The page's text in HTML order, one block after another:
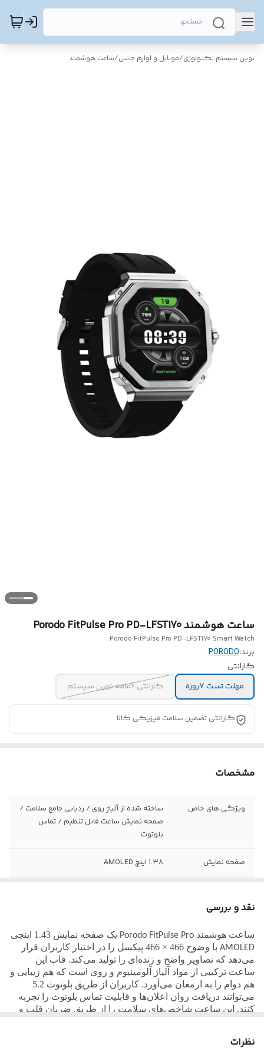
نوین سیستم تکنولوژی/موبایل و لوازم جانبی/ساعت هوشمند
ساعت هوشمند Porodo FitPulse Pro PD-LFST170
Porodo FitPulse Pro PD-LFST170 Smart Watch
برند:PORODO
گارانتی
مهلت تست 7روزه
گارانتی 6ماهه نوین سیستم
گارانتی تضمین سلامت فیزیکی کالا
مشخصات
ویژگی های خاص
ساخته شده از آلیاژ روی / ردیابی جامع سلامت /
صفحه نمایش ساعت قابل تنظیم / تماس
بلوتوث
صفحه نمایش ۱.۳۸ اینچ AMOLED
نمایش
استاندارد ضد آب IP68
شارژدهی 5 روز
نسخه بلوتوث 5.2
حافظه ۱۲۸ مگابایت
ظرفیت باتری
نقد و بررسی
ساعت هوشمند Porodo FitPulse Pro یک صفحه نمایش 1.43 اینچی
AMOLED
با وضوح 466 × 466 پیکسل را در اختیار کاربران قرار
می‌دهد که تصاویر واضح و زنده‌ای را تولید می‌کند. قاب این
ساعت ترکیبی از مواد آلیاژ آلومینیوم و روی است که هم زیبایی و
هم دوام را به ارمغان می‌آورد. کاربران از طریق بلوتوث 5.2
می‌توانند دریافت روان اعلان‌ها و قابلیت تماس بلوتوث را تجربه
کنند. این ساعت شاخص‌های سلامت را از طریق ضربان قلب و
میلی‌آمپر ساعتی آن هفت روز کار مداوم را فراهم می‌کند و
نظرات